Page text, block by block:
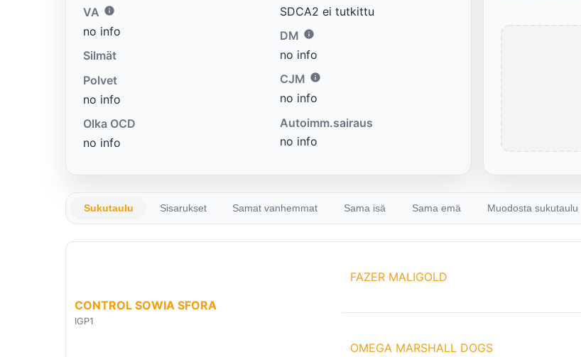
VA
no info
Silmät
Polvet
no info
Olka OCD
no info
SDCA2 ei tutkittu
DM
no info
CJM
no info
Autoimm.sairaus
no info
Sukutaulu Sisarukset Samat vanhemmat Sama isä Sama emä Muodosta sukutaulu
CONTROL SOWIA SFORA
IGP1
FAZER MALIGOLD
OMEGA MARSHALL DOGS